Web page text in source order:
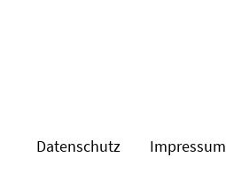
Datenschutz Impressum